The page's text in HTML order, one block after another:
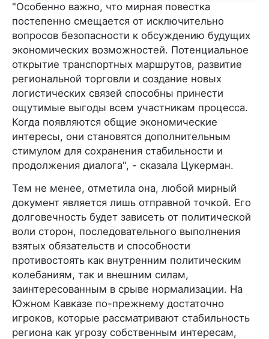
"Особенно важно, что мирная повестка
постепенно смещается от исключительно
вопросов безопасности к обсуждению будущих
экономических возможностей. Потенциальное
открытие транспортных маршрутов, развитие
региональной торговли и создание новых
логистических связей способны принести
ощутимые выгоды всем участникам процесса.
Когда появляются общие экономические
интересы, они становятся дополнительным
стимулом для сохранения стабильности и
продолжения диалога", - сказала Цукерман.
Тем не менее, отметила она, любой мирный
документ является лишь отправной точкой. Его
долговечность будет зависеть от политической
воли сторон, последовательного выполнения
взятых обязательств и способности
противостоять как внутренним политическим
колебаниям, так и внешним силам,
заинтересованным в срыве нормализации. На
Южном Кавказе по-прежнему достаточно
игроков, которые рассматривают стабильность
региона как угрозу собственным интересам,